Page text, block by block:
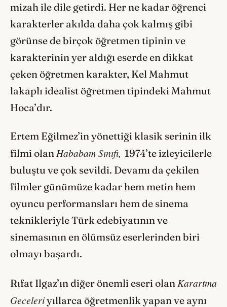
mizah ile dile getirdi. Her ne kadar öğrenci
karakterler akılda daha çok kalmış gibi
görünse de birçok öğretmen tipinin ve
karakterinin yer aldığı eserde en dikkat
çeken öğretmen karakter, Kel Mahmut
lakaplı idealist öğretmen tipindeki Mahmut
Hoca’dır.
Ertem Eğilmez’in yönettiği klasik serinin ilk
filmi olan Hababam Sınıfı, 1974’te izleyicilerle
buluştu ve çok sevildi. Devamı da çekilen
filmler günümüze kadar hem metin hem
oyuncu performansları hem de sinema
teknikleriyle Türk edebiyatının ve
sinemasının en ölümsüz eserlerinden biri
olmayı başardı.
Rıfat Ilgaz’ın diğer önemli eseri olan Karartma
Geceleriyıllarca öğretmenlik yapan ve aynı